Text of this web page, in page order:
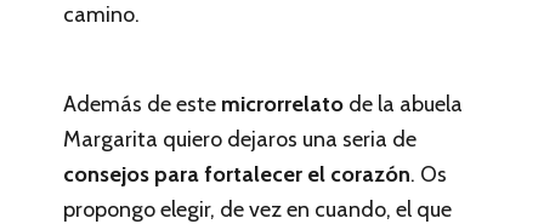
camino.
Además de este microrrelato de la abuela
Margarita quiero dejaros una seria de
consejos para fortalecer el corazón. Os
propongo elegir, de vez en cuando, el que